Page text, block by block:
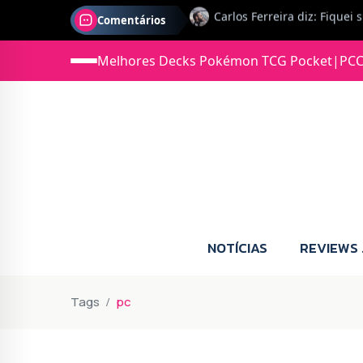
Comentários
Jonas diz: Estou
Melhores Decks Pokémon TCG Pocket|
NOTÍCIAS REVIEWS
Tags pc